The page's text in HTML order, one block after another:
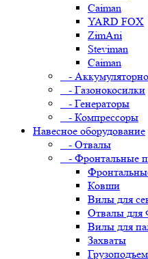
Caiman
YARD FOX
ZimAni
Steviman
Caiman
-
- Газонокосилки
- Генераторы
- Компрессоры
Навесное оборудование
- Отвалы
- Фронтальные
Ковши
Вилы для
Отвалы для
Вилы для
Захваты